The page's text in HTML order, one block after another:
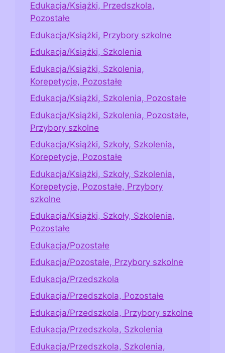
Edukacja/Książki, Przedszkola,
Pozostałe
Edukacja/Książki, Przybory szkolne
Edukacja/Książki, Szkolenia
Edukacja/Książki, Szkolenia,
Korepetycje, Pozostałe
Edukacja/Książki, Szkolenia, Pozostałe
Edukacja/Książki, Szkolenia, Pozostałe,
Przybory szkolne
Edukacja/Książki, Szkoły, Szkolenia,
Korepetycje, Pozostałe
Edukacja/Książki, Szkoły, Szkolenia,
Korepetycje, Pozostałe, Przybory
szkolne
Edukacja/Książki, Szkoły, Szkolenia,
Pozostałe
Edukacja/Pozostałe
Edukacja/Pozostałe, Przybory szkolne
Edukacja/Przedszkola
Edukacja/Przedszkola, Pozostałe
Edukacja/Przedszkola, Przybory szkolne
Edukacja/Przedszkola, Szkolenia
Edukacja/Przedszkola, Szkolenia,